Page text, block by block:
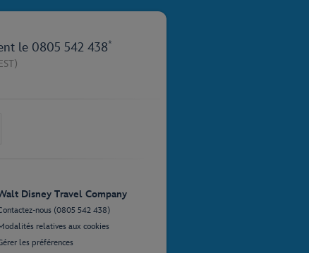
le 0805 542 438*
Disney Travel Company
nous (0805 542 438)
relatives aux cookies
les préférences